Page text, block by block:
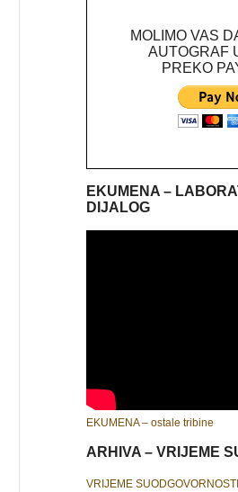
MOLIMO VAS
AUTOGRAF
PREKO
EKUMENA –
DIJALOG
EKUMENA – ostale tribine
ARHIVA – VRIJEME
VRIJEME